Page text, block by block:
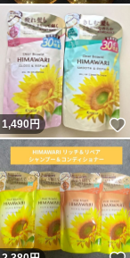
いいね！
1,490円